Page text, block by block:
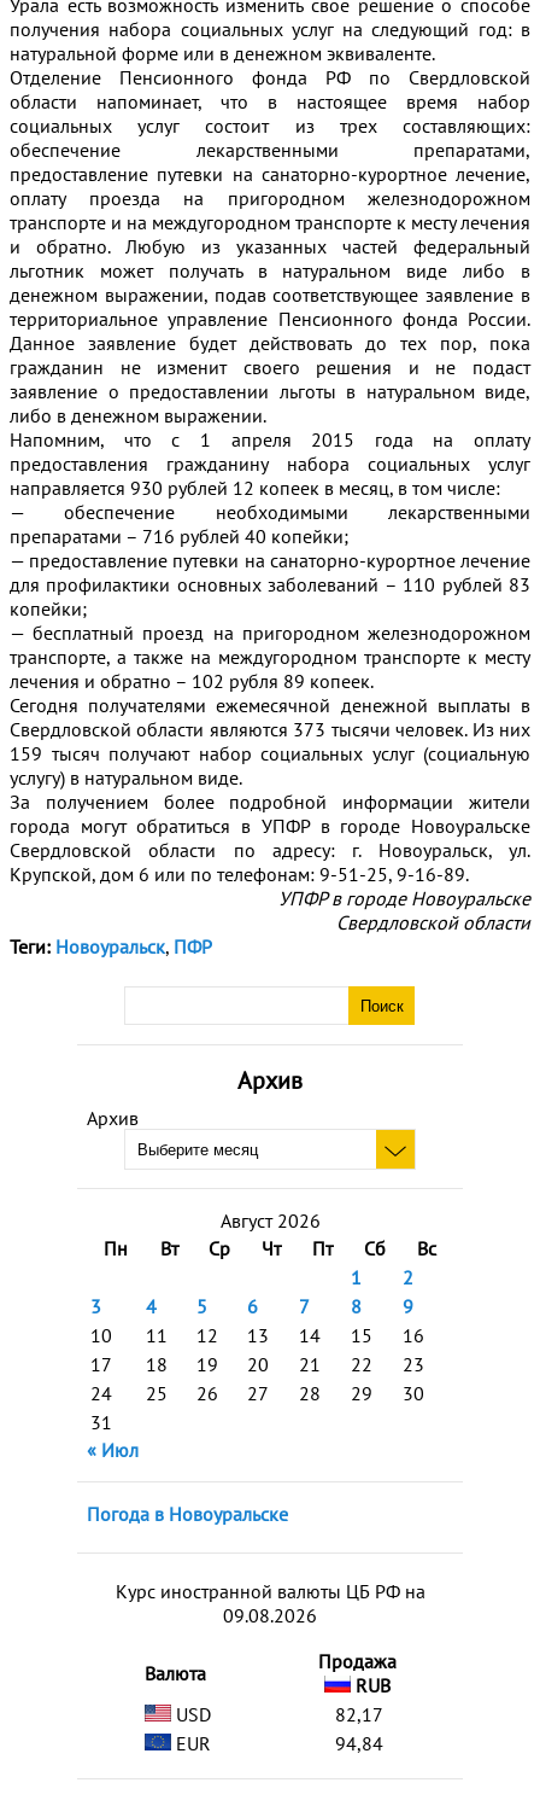
Архив
Архив
Август 2026
Пн
Вт Ср Чт Пт Сб
Вс
1
2
3
4 5 6 7 8
9
10
11 12 13 14 15
16
17
18 19 20 21 22
23
24
25 26 27 28 29
30
31
« Июл
Погода в Новоуральске
Курс иностранной валюты ЦБ РФ на
09.08.2026
Валюта
Продажа
RUB
USD
82,17
EUR
94,84
Урала есть возможность изменить свое решение о способе
получения набора социальных услуг на следующий год: в
натуральной форме или в денежном эквиваленте.
Отделение Пенсионного фонда РФ по Свердловской
области напоминает, что в настоящее время набор
социальных услуг состоит из трех составляющих:
обеспечение лекарственными препаратами,
предоставление путевки на санаторно-курортное лечение,
оплату проезда на пригородном железнодорожном
транспорте и на междугородном транспорте к месту лечения
и обратно. Любую из указанных частей федеральный
льготник может получать в натуральном виде либо в
денежном выражении, подав соответствующее заявление в
территориальное управление Пенсионного фонда России.
Данное заявление будет действовать до тех пор, пока
гражданин не изменит своего решения и не подаст
заявление о предоставлении льготы в натуральном виде,
либо в денежном выражении.
Напомним, что с 1 апреля 2015 года на оплату
предоставления гражданину набора социальных услуг
направляется 930 рублей 12 копеек в месяц, в том числе:
— обеспечение необходимыми лекарственными
препаратами – 716 рублей 40 копейки;
— предоставление путевки на санаторно-курортное лечение
для профилактики основных заболеваний – 110 рублей 83
копейки;
— бесплатный проезд на пригородном железнодорожном
транспорте, а также на междугородном транспорте к месту
лечения и обратно – 102 рубля 89 копеек.
Сегодня получателями ежемесячной денежной выплаты в
Свердловской области являются 373 тысячи человек. Из них
159 тысяч получают набор социальных услуг (социальную
услугу) в натуральном виде.
За получением более подробной информации жители
города могут обратиться в УПФР в городе Новоуральске
Свердловской области по адресу: г. Новоуральск, ул.
Крупской, дом 6 или по телефонам: 9-51-25, 9-16-89.
УПФР в городе Новоуральске
Свердловской области
Теги: Новоуральск, ПФР